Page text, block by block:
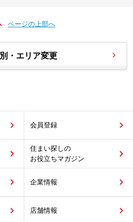
ページの上部へ
・エリア変更
会員登録
住まい探しの
お役立ちマガジン
企業情報
店舗情報